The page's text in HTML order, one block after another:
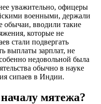
уважительно, офицеры
военными, держали
обычаи, вводили такие
которые не
стали подвергать
выплаты зарплат, не
недовольной была
обычно в науке
сипаев в Индии.
мятежа?